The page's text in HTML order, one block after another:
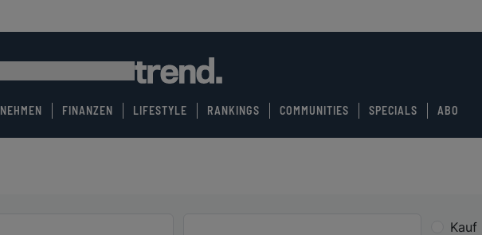
FINANZEN LIFESTYLE RANKINGS COMMUNITIES SPECIALS ABO
Kauf